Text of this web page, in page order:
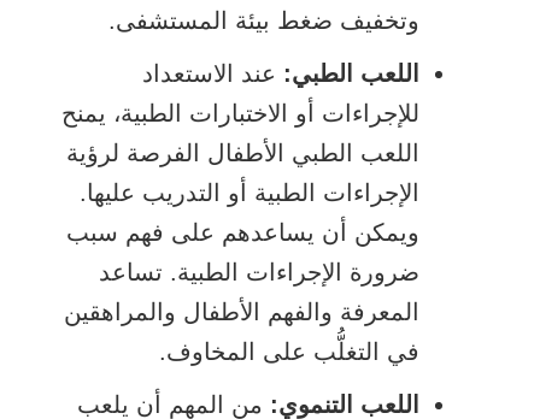
وتخفيف ضغط بيئة المستشفى.
اللعب الطبي: عند الاستعداد
للإجراءات أو الاختبارات الطبية، يمنح
اللعب الطبي الأطفال الفرصة لرؤية
الإجراءات الطبية أو التدريب عليها.
ويمكن أن يساعدهم على فهم سبب
ضرورة الإجراءات الطبية. تساعد
المعرفة والفهم الأطفال والمراهقين
في التغلُّب على المخاوف.
اللعب التنموي: من المهم أن يلعب